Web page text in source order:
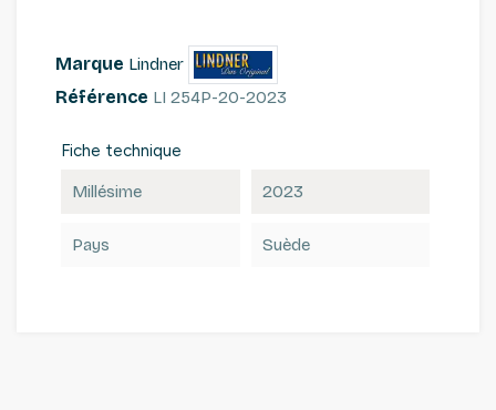
Marque Lindner
Référence LI 254P-20-2023
Fiche technique
Millésime 2023
Pays Suède